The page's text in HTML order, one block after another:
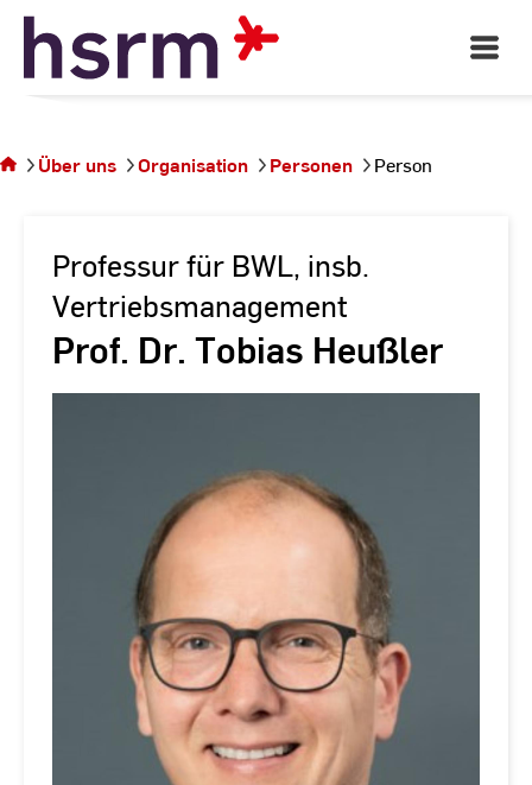
Skip
Content
Open
Main
sich auf
der
Über uns Organisation Personen Person
Professur für BWL, insb.
Vertriebsmanagement
Prof. Dr. Tobias Heußler